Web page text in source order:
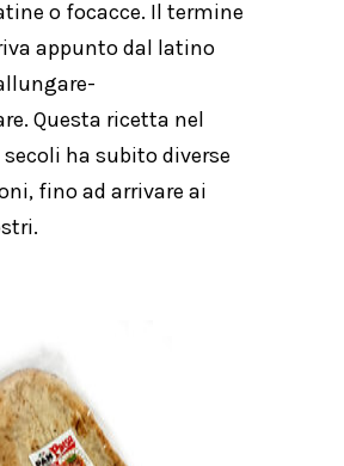
o focacce. Il termine
appunto dal latino
Questa ricetta nel
secoli ha subito diverse
fino ad arrivare ai